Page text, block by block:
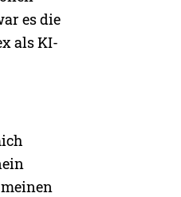
es die
als KI-